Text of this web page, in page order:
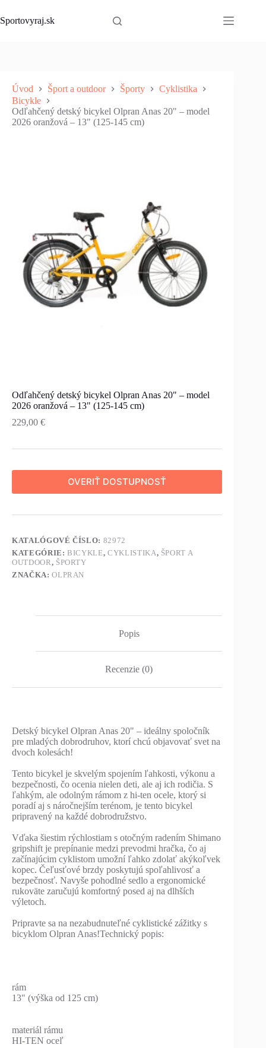
to
content
Sportovyraj.sk
Úvod Šport a outdoor Športy
Cyklistika
Bicykle
Odľahčený detský bicykel Olpran Anas 20" – model
2026 oranžová – 13" (125-145 cm)
Odľahčený detský bicykel Olpran Anas 20" – model
2026 oranžová – 13" (125-145 cm)
229,00 €
OVERIŤ DOSTUPNOSŤ
KATALÓGOVÉ ČÍSLO: 82972
KATEGÓRIE:BICYKLE,CYKLISTIKA, ŠPORT A
OUTDOOR , ŠPORTY
ZNAČKA:OLPRAN
Popis
Recenzie (0)
Detský bicykel Olpran Anas 20" – ideálny spoločník
pre mladých dobrodruhov, ktorí chcú objavovať svet na
dvoch kolesách!
Tento bicykel je skvelým spojením ľahkosti, výkonu a
bezpečnosti, čo ocenia nielen deti, ale aj ich rodičia. S
ľahkým, ale odolným rámom z hi-ten ocele, ktorý si
poradí aj s náročnejším terénom, je tento bicykel
pripravený na každé dobrodružstvo.
Vďaka šiestim rýchlostiam s otočným radením Shimano
gripshift je prepínanie medzi prevodmi hračka, čo aj
začínajúcim cyklistom umožní ľahko zdolať akýkoľvek
kopec. Čeľusťové brzdy poskytujú spoľahlivosť a
bezpečnosť. Navyše pohodlné sedlo a ergonomické
rukoväte zaručujú komfortný posed aj na dlhších
výletoch.
Pripravte sa na nezabudnuteľné cyklistické zážitky s
bicyklom Olpran Anas!Technický popis:
rám
13" (výška od 125 cm)
materiál rámu
HI-TEN oceľ